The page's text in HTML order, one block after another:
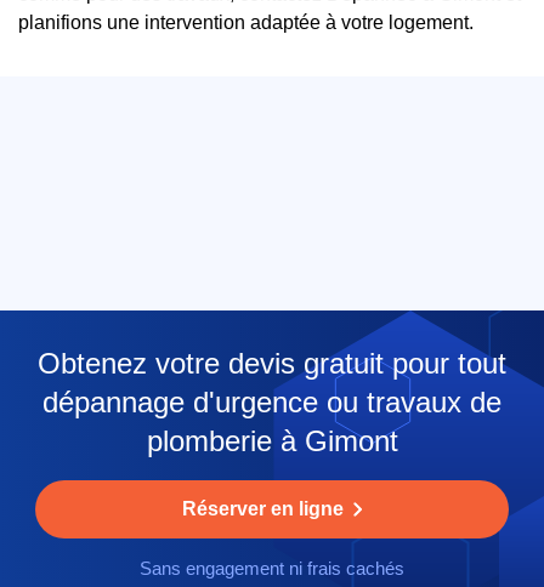
planifions une intervention adaptée à votre logement.
Obtenez votre devis gratuit pour tout
dépannage d'urgence ou travaux de
plomberie à Gimont
Réserver en ligne
Sans engagement ni frais cachés